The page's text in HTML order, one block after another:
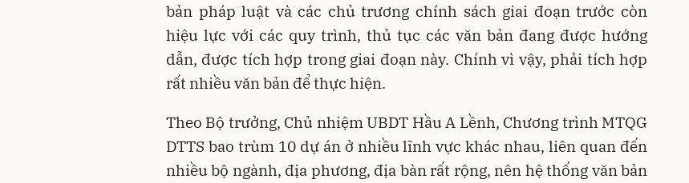
bản pháp luật và các chủ trương chính sách giai đoạn trước còn
hiệu lực với các quy trình, thủ tục các văn bản đang được hướng
dẫn, được tích hợp trong giai đoạn này. Chính vì vậy, phải tích hợp
rất nhiều văn bản để thực hiện.
Theo Bộ trưởng, Chủ nhiệm UBDT Hầu A Lềnh, Chương trình MTQG
DTTS bao trùm 10 dự án ở nhiều lĩnh vực khác nhau, liên quan đến
nhiều bộ ngành, địa phương, địa bàn rất rộng, nên hệ thống văn bản